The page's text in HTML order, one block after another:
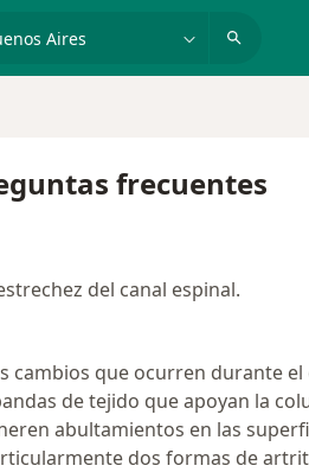
frecuentes
del canal espinal.
cambios que ocurren durante
de tejido que apoyan la
abultamientos en las
dos formas de